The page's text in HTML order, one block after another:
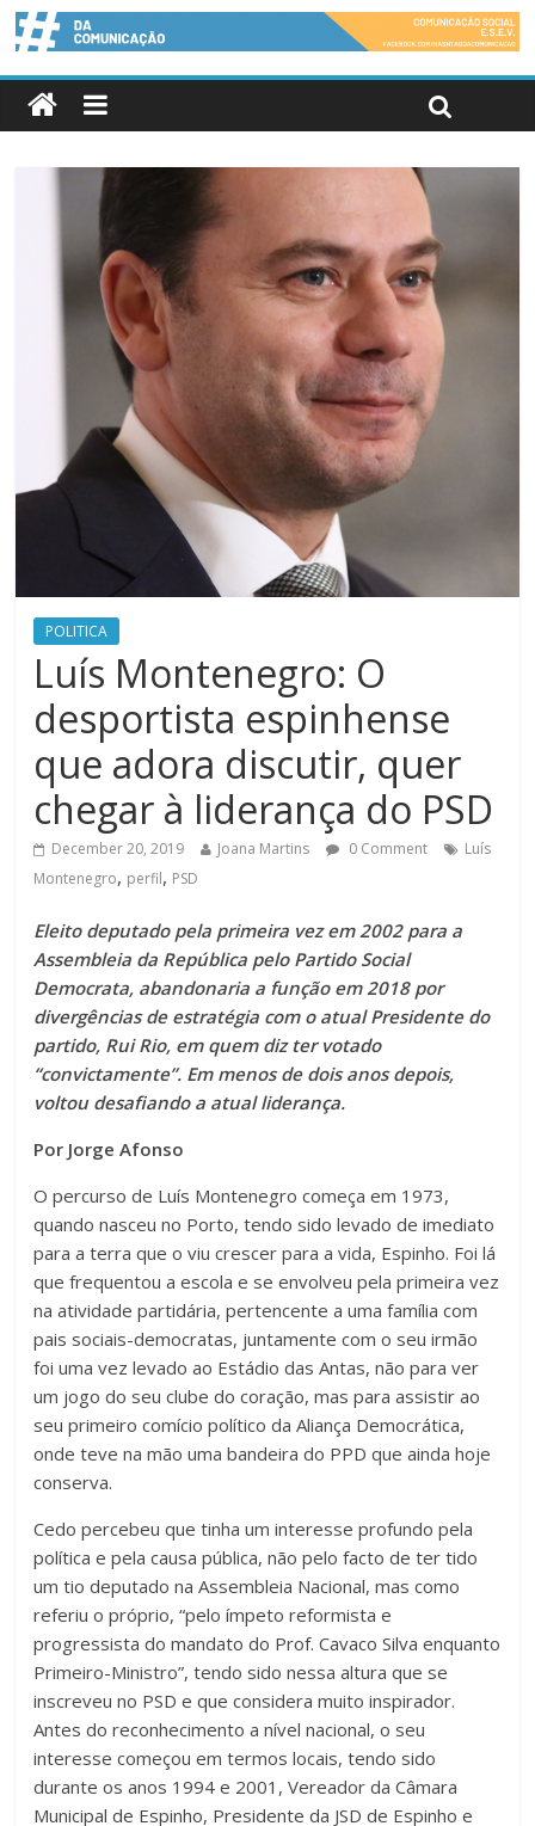
POLITICA
Luís Montenegro: O
desportista espinhense
que adora discutir, quer
chegar à liderança do PSD
December 20, 2019 Joana Martins 0 Comment
Luís
Montenegro, perfil, PSD
Eleito deputado pela primeira vez em 2002 para a
Assembleia da República pelo Partido Social
Democrata, abandonaria a função em 2018 por
divergências de estratégia com o atual Presidente do
partido, Rui Rio, em quem diz ter votado
“convictamente”. Em menos de dois anos depois,
voltou desafiando a atual liderança.
Por Jorge Afonso
O percurso de Luís Montenegro começa em 1973,
quando nasceu no Porto, tendo sido levado de imediato
para a terra que o viu crescer para a vida, Espinho. Foi lá
que frequentou a escola e se envolveu pela primeira vez
na atividade partidária, pertencente a uma família com
pais sociais-democratas, juntamente com o seu irmão
foi uma vez levado ao Estádio das Antas, não para ver
um jogo do seu clube do coração, mas para assistir ao
seu primeiro comício político da Aliança Democrática,
onde teve na mão uma bandeira do PPD que ainda hoje
conserva.
Cedo percebeu que tinha um interesse profundo pela
política e pela causa pública, não pelo facto de ter tido
um tio deputado na Assembleia Nacional, mas como
referiu o próprio, “pelo ímpeto reformista e
progressista do mandato do Prof. Cavaco Silva enquanto
Primeiro-Ministro”, tendo sido nessa altura que se
inscreveu no PSD e que considera muito inspirador.
Antes do reconhecimento a nível nacional, o seu
interesse começou em termos locais, tendo sido
durante os anos 1994 e 2001, Vereador da Câmara
Municipal de Espinho, Presidente da JSD de Espinho e